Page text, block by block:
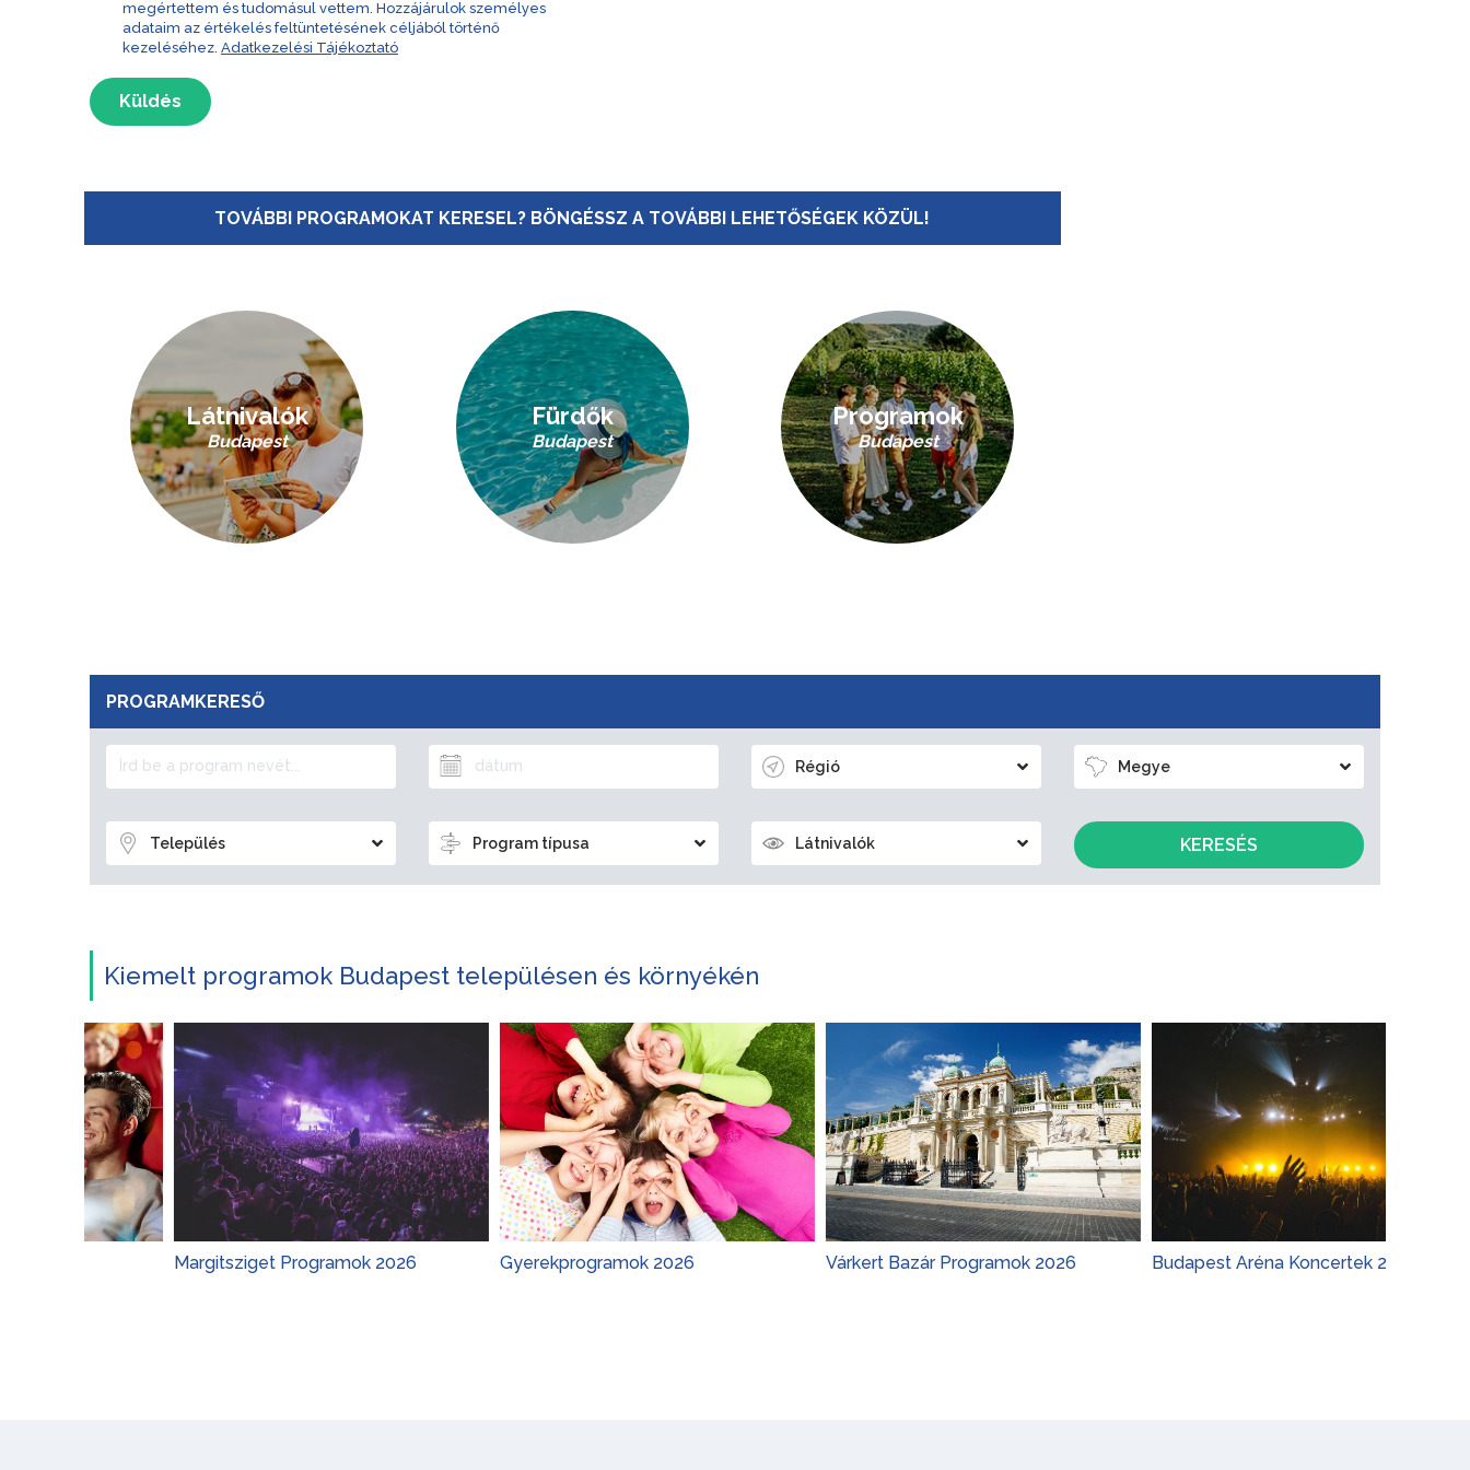
megértettem és tudomásul vettem. Hozzájárulok személyes
adataim az értékelés feltüntetésének céljából történő
kezeléséhez. Adatkezelési Tájékoztató
Küldés
TOVÁBBI PROGRAMOKAT KERESEL? BÖNGÉSSZ A TOVÁBBI LEHETŐSÉGEK KÖZÜL!
Látnivalók
Budapest
Fürdők
Budapest
Programok
Budapest
PROGRAMKERESŐ
Régió Megye
Település Program típusa Látnivalók KERESÉS
Kiemelt programok Budapest településen és környékén
Margitsziget Programok 2026 Gyerekprogramok 2026 Várkert Bazár Programok 2026 Budapest Aréna Koncertek 2026